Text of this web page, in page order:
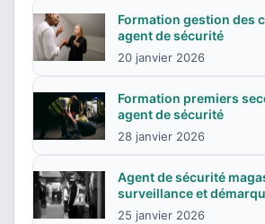
Formation gestion des
agent de sécurité
20 janvier 2026
Formation premiers
agent de sécurité
28 janvier 2026
Agent de sécurité
surveillance et
25 janvier 2026